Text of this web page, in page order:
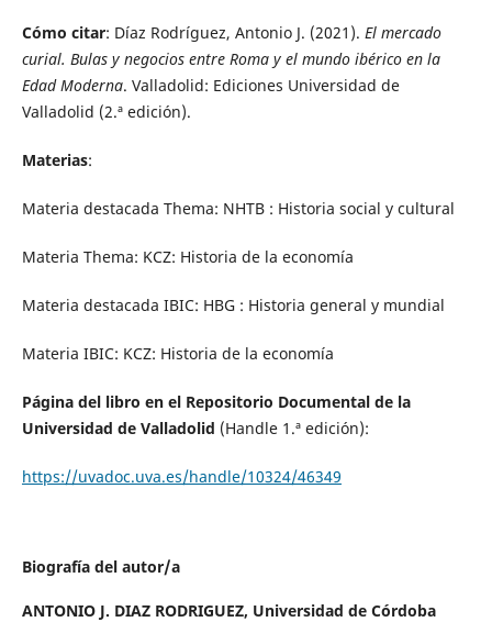
Cómo citar: Díaz Rodríguez, Antonio J. (2021). El mercado
curial. Bulas y negocios entre Roma y el mundo ibérico en la
Edad Moderna. Valladolid: Ediciones Universidad de
Valladolid (2.ª edición).
Materias:
Materia destacada Thema: NHTB : Historia social y cultural
Materia Thema: KCZ: Historia de la economía
Materia destacada IBIC: HBG : Historia general y mundial
Materia IBIC: KCZ: Historia de la economía
Página del libro en el Repositorio Documental de la
Universidad de Valladolid (Handle 1.ª edición):
https://uvadoc.uva.es/handle/10324/46349
Biografía del autor/a
ANTONIO J. DIAZ RODRIGUEZ, Universidad de Córdoba